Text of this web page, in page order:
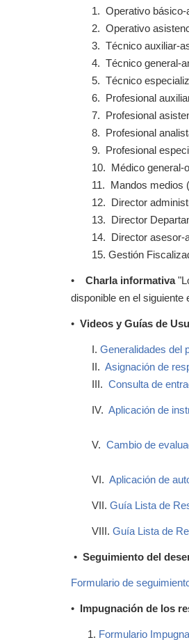
1. Operativo básico-
2. Operativo
3. Técnico auxiliar-
4. Técnico general-
5. Técnico
6. Profesional
7. Profesional
8. Profesional
9. Profesional
10. Médico general-
11. Mandos medios
12. Director
13. Director
14. Director asesor-
15. Gestión
• Charla informativa
disponible en el siguiente
• Videos y Guías de
I. Generalidades del
II. Asignación de
III. Consulta de
IV. Aplicación de
V. Cambio de
VI. Aplicación de
VII. Guía Lista de
VIII. Guía Lista de
• Seguimiento del
Formulario de
• Impugnación de los
Formulario